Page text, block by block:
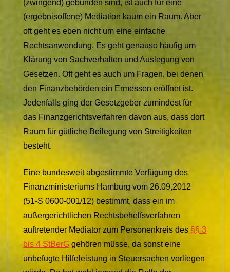
(zwingend) gebunden sind, ist auch für eine
(ergebnisoffene) Mediation kaum ein Raum. Aber
oft geht es eben nicht um eine einfache
Rechtsanwendung. Es geht genauso häufig um
Klärung von Sachverhalten und Auslegung von
Gesetzen. Oft geht es auch um Fragen, bei denen
den Finanzbehörden ein Ermessen eröffnet ist.
Jedenfalls ging der Gesetzgeber zumindest für
das Finanzgerichtsverfahren davon aus, dass dort
Raum für gütliche Beilegung von Streitigkeiten
besteht.
Eine bundesweit abgestimmte Verfügung des
Finanzministeriums Hamburg vom 26.09,2012
(51-S 0600-001/12) bestimmt, dass ein im
außergerichtlichen Rechtsbehelfsverfahren
auftretender Mediator zum Personenkreis des §§ 3
bis 4 StBerG gehören müsse, da sonst eine
unbefugte Hilfeleistung in Steuersachen vorliegen